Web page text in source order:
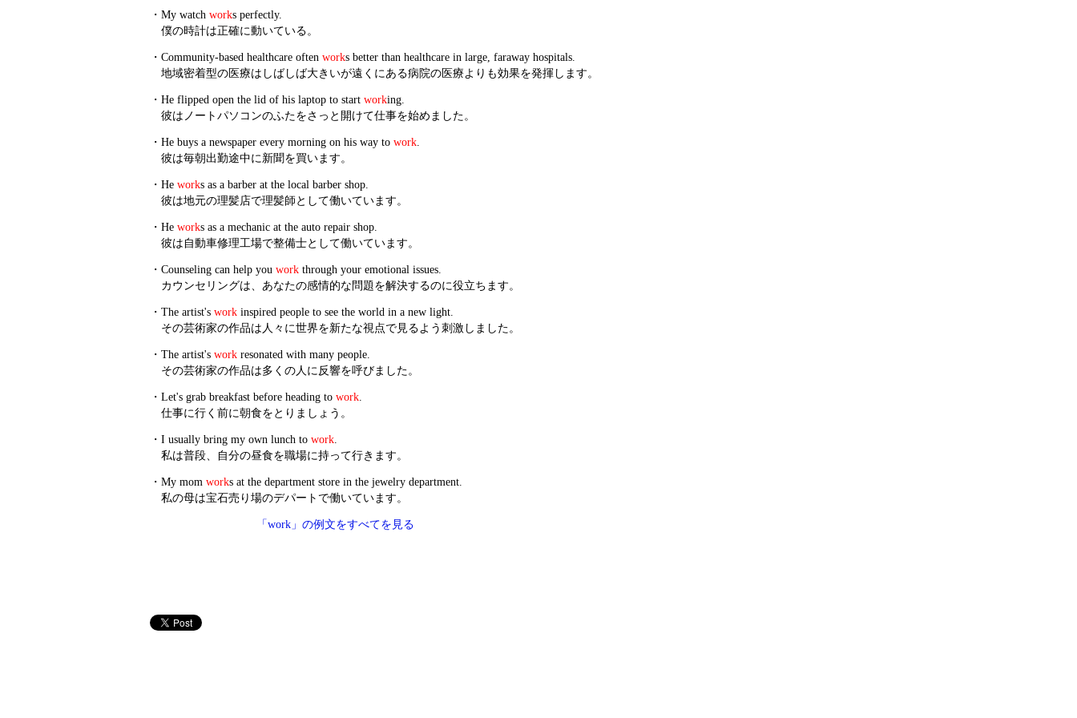
・ My watch works perfectly.
僕の時計は正確に動いている。
・ Community-based healthcare often works better than healthcare in large, faraway hospitals.
地域密着型の医療はしばしば大きいが遠くにある病院の医療よりも効果を発揮します。
・ He flipped open the lid of his laptop to start working.
彼はノートパソコンのふたをさっと開けて仕事を始めました。
・ He buys a newspaper every morning on his way to work.
彼は毎朝出勤途中に新聞を買います。
・ He works as a barber at the local barber shop.
彼は地元の理髪店で理髪師として働いています。
・ He works as a mechanic at the auto repair shop.
彼は自動車修理工場で整備士として働いています。
・ Counseling can help you work through your emotional issues.
カウンセリングは、あなたの感情的な問題を解決するのに役立ちます。
・ The artist's work inspired people to see the world in a new light.
その芸術家の作品は人々に世界を新たな視点で見るよう刺激しました。
・ The artist's work resonated with many people.
その芸術家の作品は多くの人に反響を呼びました。
・ Let's grab breakfast before heading to work.
仕事に行く前に朝食をとりましょう。
・ I usually bring my own lunch to work.
私は普段、自分の昼食を職場に持って行きます。
・ My mom works at the department store in the jewelry department.
私の母は宝石売り場のデパートで働いています。
「work」の例文をすべてを見る